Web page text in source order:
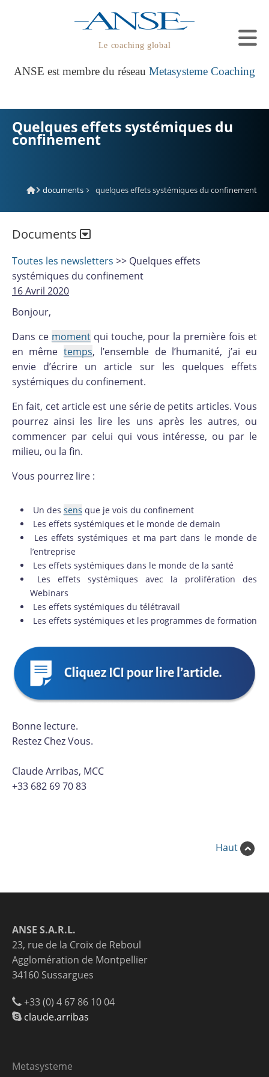
Le coaching global
ANSE est membre du réseau Metasysteme Coaching
Quelques effets systémiques du
confinement
documents quelques effets systémiques du confinement
Documents
Toutes les newsletters >> Quelques effets
systémiques du confinement
16 Avril 2020
Bonjour,
Dans ce momentqui touche, pour la première fois et
en même temps, l’ensemble de l’humanité, j’ai eu
envie d’écrire un article sur les quelques effets
systémiques du confinement.
En fait, cet article est une série de petits articles. Vous
pourrez ainsi les lire les uns après les autres, ou
commencer par celui qui vous intéresse, ou par le
milieu, ou la fin.
Vous pourrez lire :
Un des sens que je vois du confinement
Les effets systémiques et le monde de demain
Les effets systémiques et ma part dans le monde de
l’entreprise
Les effets systémiques dans le monde de la santé
Les effets systémiques avec la prolifération des
Webinars
Les effets systémiques du télétravail
Les effets systémiques et les programmes de formation
Bonne lecture.
Restez Chez Vous.
Claude Arribas, MCC
+33 682 69 70 83
Haut
ANSE S.A.R.L.
23, rue de la Croix de Reboul
Agglomération de Montpellier
34160 Sussargues
+33 (0) 4 67 86 10 04
claude.arribas
Metasysteme